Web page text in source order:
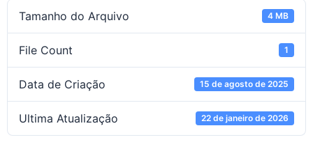
Tamanho do Arquivo 4 MB
File Count 1
Data de Criação 15 de agosto de 2025
Ultima Atualização 22 de janeiro de 2026